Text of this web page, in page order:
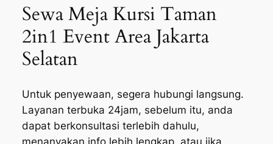
Sewa Meja Kursi Taman
2in1 Event Area Jakarta
Selatan
Untuk penyewaan, segera hubungi langsung.
Layanan terbuka 24jam, sebelum itu, anda
dapat berkonsultasi terlebih dahulu,
menanyakan info lebih lengkap, atau jika